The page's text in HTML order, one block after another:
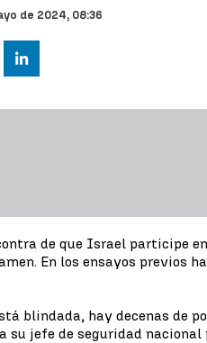
de 2024, 08:36
de que Israel participe
En los ensayos previos
blindada, hay decenas de
su jefe de seguridad